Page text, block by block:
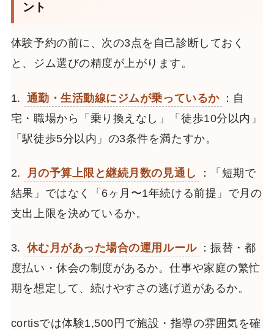
ント
体験予約の前に、次の3点を自己診断しておく
と、ジム選びの精度が上がります。
1. 通勤・生活動線にジムが乗っているか
：自
宅・職場から「乗り換えなし」「徒歩10分以内」
「駅徒歩5分以内」の3条件を満たすか。
2. 月の予算上限と継続月数の見通し
：「短期で
結果」ではなく「6ヶ月〜1年続ける前提」で月の
支出上限を決めているか。
3. 休む月があった場合の運用ルール
：振替・都
度払い・休会の制度があるか。仕事や家庭の繁忙
期を想定して、続けやすさの逃げ道があるか。
cortisでは体験1,500円で施設・指導の雰囲気を確